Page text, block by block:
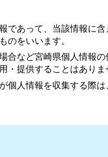
であって、当該情報に
のをいいます。
合など宮崎県個人情報
・提供することはありま
個人情報を収集する際